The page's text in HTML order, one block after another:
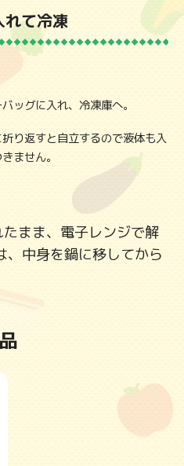
れて冷凍
ッグに入れ、冷凍庫へ。
り返すと自立するので液体も入
ません。
まま、電子レンジで解
、中身を鍋に移してから